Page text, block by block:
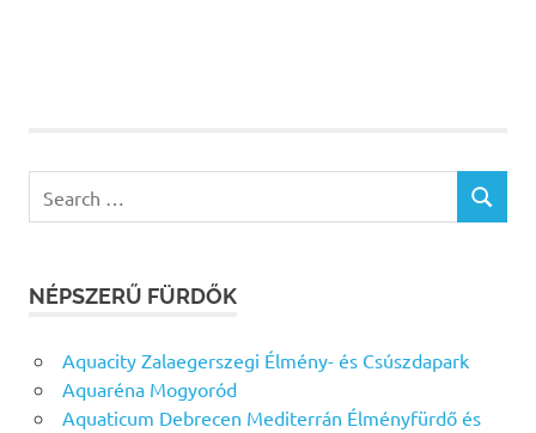
for:
SEARCH
NÉPSZERŰ FÜRDŐK
Aquacity Zalaegerszegi Élmény- és Csúszdapark
Aquaréna Mogyoród
Aquaticum Debrecen Mediterrán Élményfürdő és